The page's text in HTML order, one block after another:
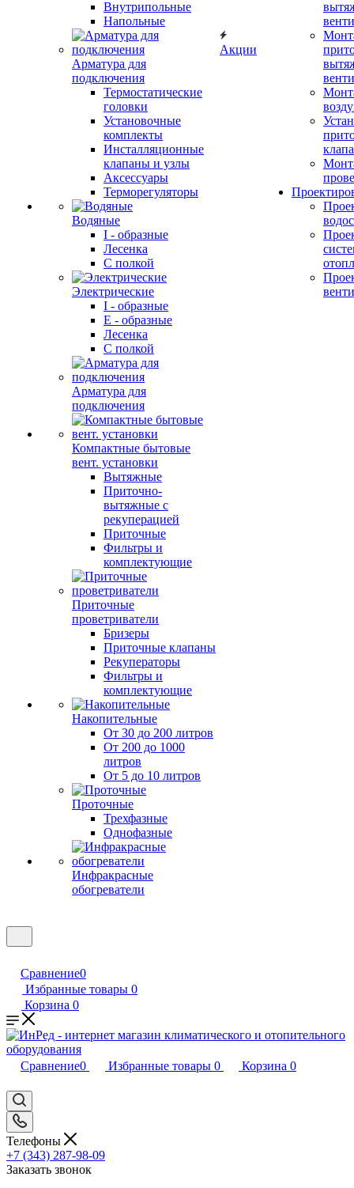
Внутрипольные
Напольные
Арматура для
подключения
Термостатические
головки
Установочные
комплекты
Инсталляционные
клапаны и узлы
Аксессуары
Терморегуляторы
Водяные
I - образные
Лесенка
С полкой
Электрические
I - образные
E - образные
Лесенка
С полкой
Арматура для
подключения
Компактные бытовые
вент. установки
Вытяжные
Приточно-
вытяжные с
рекуперацией
Приточные
Фильтры и
комплектующие
Приточные
проветриватели
Бризеры
Приточные клапаны
Рекуператоры
Фильтры и
комплектующие
Накопительные
От 30 до 200 литров
От 200 до 1000
литров
От 5 до 10 литров
Проточные
Трехфазные
Однофазные
Инфракрасные
обогреватели
Акции
Сравнение0
Избранные товары 0
Корзина 0
Сравнение0 Избранные товары 0 Корзина 0
Телефоны
+7 (343) 287-98-09
Заказать звонок